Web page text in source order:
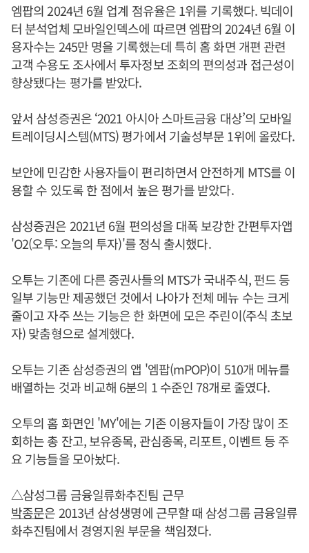
엠팝의 2024년 6월 업계 점유율은 1위를 기록했다. 빅데이
터 분석업체 모바일인덱스에 따르면 엠팝의 2024년 6월 이
용자수는 245만 명을 기록했는데 특히 홈 화면 개편 관련
고객 수용도 조사에서 투자정보 조회의 편의성과 접근성이
향상됐다는 평가를 받았다.
앞서 삼성증권은 ‘2021 아시아 스마트금융 대상’의 모바일
트레이딩시스템(MTS) 평가에서 기술성부문 1위에 올랐다.
보안에 민감한 사용자들이 편리하면서 안전하게 MTS를 이
용할 수 있도록 한 점에서 높은 평가를 받았다.
삼성증권은 2021년 6월 편의성을 대폭 보강한 간편투자앱
'O2(오투: 오늘의 투자)'를 정식 출시했다.
오투는 기존에 다른 증권사들의 MTS가 국내주식, 펀드 등
일부 기능만 제공했던 것에서 나아가 전체 메뉴 수는 크게
줄이고 자주 쓰는 기능은 한 화면에 모은 주린이(주식 초보
자) 맞춤형으로 설계했다.
오투는 기존 삼성증권의 앱 '엠팝(mPOP)이 510개 메뉴를
배열하는 것과 비교해 6분의 1 수준인 78개로 줄였다.
오투의 홈 화면인 'MY'에는 기존 이용자들이 가장 많이 조
회하는 총 잔고, 보유종목, 관심종목, 리포트, 이벤트 등 주
요 기능들을 모아놨다.
△삼성그룹 금융일류화추진팀 근무
박종문은 2013년 삼성생명에 근무할 때 삼성그룹 금융일류
화추진팀에서 경영지원 부문을 책임졌다.